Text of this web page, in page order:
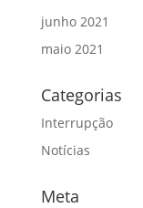
junho 2021
maio 2021
Categorias
Interrupção
Notícias
Meta